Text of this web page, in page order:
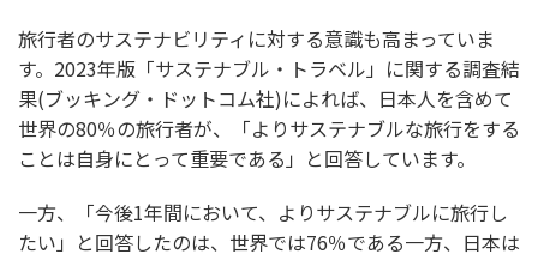
旅行者のサステナビリティに対する意識も高まっていま
す。2023年版「サステナブル・トラベル」に関する調査結
果(ブッキング・ドットコム社)によれば、日本人を含めて
世界の80％の旅行者が、「よりサステナブルな旅行をする
ことは自身にとって重要である」と回答しています。
一方、「今後1年間において、よりサステナブルに旅行し
たい」と回答したのは、世界では76％である一方、日本は